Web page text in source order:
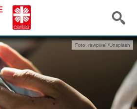
Foto: rawpixel /Unsplash